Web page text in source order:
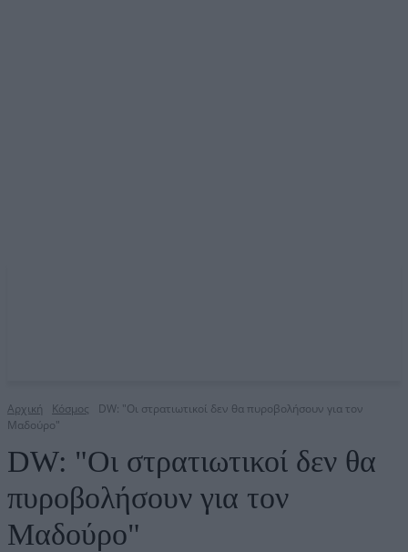
Αρχική Κόσμος
DW: "Οι στρατιωτικοί δεν θα πυροβολήσουν για τον
Μαδούρο"
DW: "Οι στρατιωτικοί δεν θα
πυροβολήσουν για τον
Μαδούρο"